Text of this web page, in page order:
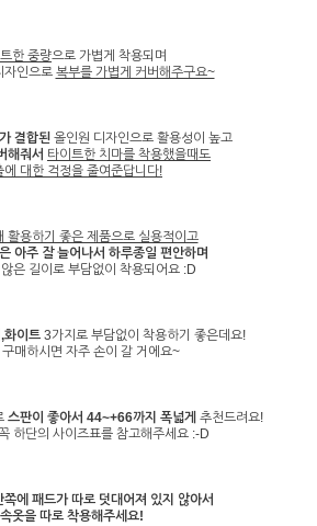
한 중량으로 가볍게 착용되며
자인으로 복부를 가볍게 커버해주구요~
결합된올인원 디자인으로 활용성이 높고
해줘서 타이트한 치마를 착용했을때도
에 대한 걱정을 줄여준답니다!
활용하기 좋은 제품으로 실용적이고
아주 잘 늘어나서 하루종일 편안하며
은 길이로 부담없이 착용되어요 :D
화이트3가지로 부담없이 착용하기 좋은데요!
구매하시면 자주 손이 갈 거에요~
스판이 좋아서 44~+66까지 폭넓게 추천드려요!
하단의 사이즈표를 참고해주세요 :-D
에 패드가 따로 덧대어져 있지 않아서
속옷을 따로 착용해주세요!